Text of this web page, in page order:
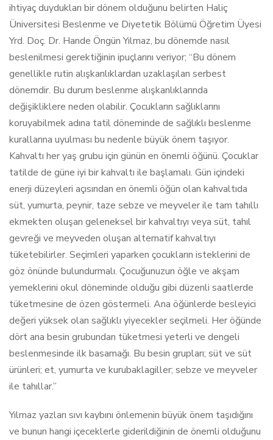
ihtiyaç duydukları bir dönem olduğunu belirten Haliç
Üniversitesi Beslenme ve Diyetetik Bölümü Öğretim Üyesi
Yrd. Doç. Dr. Hande Öngün Yılmaz, bu dönemde nasıl
beslenilmesi gerektiğinin ipuçlarını veriyor; “Bu dönem
genellikle rutin alışkanlıklardan uzaklaşılan serbest
dönemdir. Bu durum beslenme alışkanlıklarında
değişikliklere neden olabilir. Çocukların sağlıklarını
koruyabilmek adına tatil döneminde de sağlıklı beslenme
kurallarına uyulması bu nedenle büyük önem taşıyor.
Kahvaltı her yaş grubu için günün en önemli öğünü. Çocuklar
tatilde de güne iyi bir kahvaltı ile başlamalı. Gün içindeki
enerji düzeyleri açısından en önemli öğün olan kahvaltıda
süt, yumurta, peynir, taze sebze ve meyveler ile tam tahıllı
ekmekten oluşan geleneksel bir kahvaltıyı veya süt, tahıl
gevreği ve meyveden oluşan alternatif kahvaltıyı
tüketebilirler. Seçimleri yaparken çocukların isteklerini de
göz önünde bulundurmalı. Çocuğunuzun öğle ve akşam
yemeklerini okul döneminde olduğu gibi düzenli saatlerde
tüketmesine de özen göstermeli. Ana öğünlerde besleyici
değeri yüksek olan sağlıklı yiyecekler seçilmeli. Her öğünde
dört ana besin grubundan tüketmesi yeterli ve dengeli
beslenmesinde ilk basamağı. Bu besin grupları; süt ve süt
ürünleri; et, yumurta ve kurubaklagiller; sebze ve meyveler
ile tahıllar.”
Yılmaz yazları sıvı kaybını önlemenin büyük önem taşıdığını
ve bunun hangi içeceklerle giderildiğinin de önemli olduğunu